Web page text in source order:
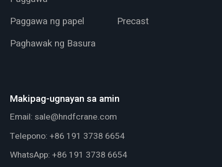
Paggawa ng papel
Precast
Paghawak ng Basura
Makipag-ugnayan sa amin
Email: sale@hndfcrane.com
Telepono: +86 191 3738 6654
WhatsApp: +86 191 3738 6654